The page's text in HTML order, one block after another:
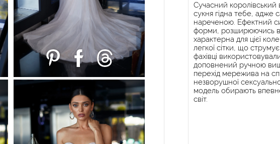
Сучасний королівський
сукня гідна тебе, адже
нареченою. Ефектний
форми, розширюючись
характерна для цієї
легкої сітки, що
фахівці
доповнений ручною
перехід мережива на
незворушної
модель обирають
світ.